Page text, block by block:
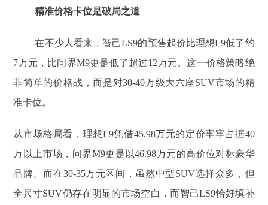
精准价格卡位是破局之道
在不少人看来，智己LS9的预售起价比理想L9低了约
7万元，比问界M9更是低了超过12万元。这一价格策略绝
非简单的价格战，而是对30-40万级大六座SUV市场的精
准卡位。
从市场格局看，理想L9凭借45.98万元的定价牢牢占据40
万以上市场，问界M9更是以46.98万元的高价位对标豪华
品牌。而在30-35万元区间，虽然中型SUV选择众多，但
全尺寸SUV仍存在明显的市场空白，而智己LS9恰好填补